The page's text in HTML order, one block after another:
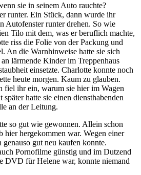
sie in seinem Auto rauchte?
runter. Ein Stück, dann wurde ihr
Autofenster runter drehen. So wie
Tilo mit dem, was er beruflich machte,
riss die Folie von der Packung und
An die Warnhinweise hatte sie sich
lärmende Kinder im Treppenhaus
einsetzte. Charlotte konnte noch
heute morgen. Kaum zu glauben.
fiel ihr ein, warum sie hier im Wagen
hatte sie einen diensthabenden
an der Leitung.
so gut wie gewonnen. Allein schon
hier hergekommen war. Wegen einer
gut neu kaufen konnte.
Pornofilme günstig und im Dutzend
DVD für Helene war, konnte niemand